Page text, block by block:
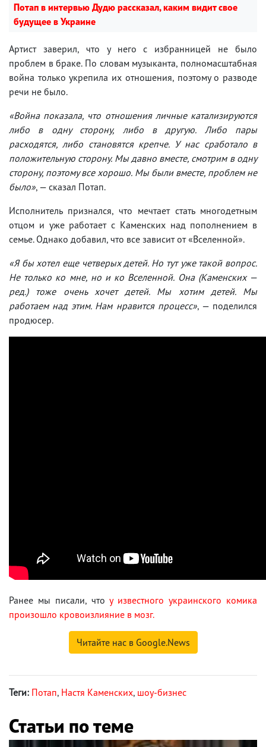
Потап в интервью Дудю рассказал, каким видит свое
будущее в Украине
Артист заверил, что у него с избранницей не было
проблем в браке. По словам музыканта, полномасштабная
война только укрепила их отношения, поэтому о разводе
речи не было.
«Война показала, что отношения личные катализируются
либо в одну сторону, либо в другую. Либо пары
расходятся, либо становятся крепче. У нас сработало в
положительную сторону. Мы давно вместе, смотрим в одну
сторону, поэтому все хорошо. Мы были вместе, проблем не
было», — сказал Потап.
Исполнитель признался, что мечтает стать многодетным
отцом и уже работает с Каменских над пополнением в
семье. Однако добавил, что все зависит от «Вселенной».
«Я бы хотел еще четверых детей. Но тут уже такой вопрос.
Не только ко мне, но и ко Вселенной. Она (Каменских —
ред.) тоже очень хочет детей. Мы хотим детей. Мы
работаем над этим. Нам нравится процесс», — поделился
продюсер.
Ранее мы писали, чтоу известного украинского комика
произошло кровоизлияние в мозг.
Читайте нас в Google.News
Теги: Потап, Настя Каменских, шоу-бизнес
Статьи по теме